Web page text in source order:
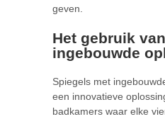
geven.
Het gebruik
ingebouwde
Spiegels met
een innovatieve
badkamers waar elke